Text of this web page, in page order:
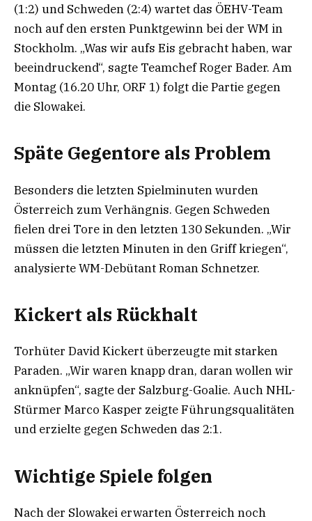
(1:2) und Schweden (2:4) wartet das ÖEHV-Team
noch auf den ersten Punktgewinn bei der WM in
Stockholm. „Was wir aufs Eis gebracht haben, war
beeindruckend“, sagte Teamchef Roger Bader. Am
Montag (16.20 Uhr, ORF 1) folgt die Partie gegen
die Slowakei.
Späte Gegentore als Problem
Besonders die letzten Spielminuten wurden
Österreich zum Verhängnis. Gegen Schweden
fielen drei Tore in den letzten 130 Sekunden. „Wir
müssen die letzten Minuten in den Griff kriegen“,
analysierte WM-Debütant Roman Schnetzer.
Kickert als Rückhalt
Torhüter David Kickert überzeugte mit starken
Paraden. „Wir waren knapp dran, daran wollen wir
anknüpfen“, sagte der Salzburg-Goalie. Auch NHL-
Stürmer Marco Kasper zeigte Führungsqualitäten
und erzielte gegen Schweden das 2:1.
Wichtige Spiele folgen
Nach der Slowakei erwarten Österreich noch